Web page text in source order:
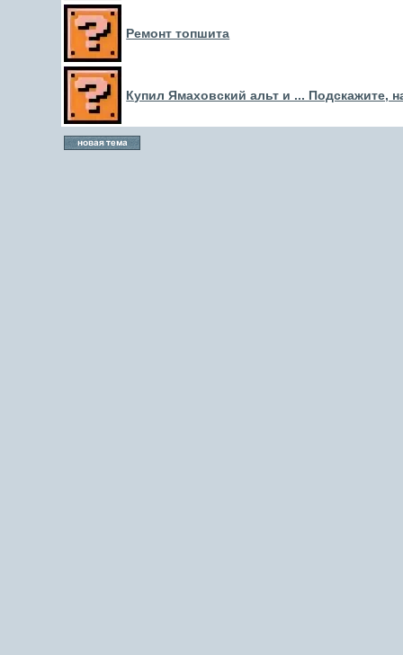
Ремонт топшита
Купил Ямаховский альт и ... Подскажите,